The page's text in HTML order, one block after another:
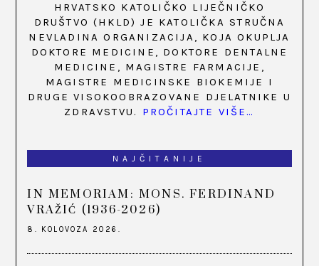
HRVATSKO KATOLIČKO LIJEČNIČKO
DRUŠTVO (HKLD) JE KATOLIČKA STRUČNA
NEVLADINA ORGANIZACIJA, KOJA OKUPLJA
DOKTORE MEDICINE, DOKTORE DENTALNE
MEDICINE, MAGISTRE FARMACIJE,
MAGISTRE MEDICINSKE BIOKEMIJE I
DRUGE VISOKOOBRAZOVANE DJELATNIKE U
ZDRAVSTVU. PROČITAJTE VIŠE…
NAJČITANIJE
IN MEMORIAM: MONS. FERDINAND
VRAŽIĆ (1936-2026)
8. KOLOVOZA 2026.